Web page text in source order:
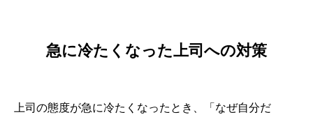
急に冷たくなった上司への対策
上司の態度が急に冷たくなったとき、「なぜ自分だ